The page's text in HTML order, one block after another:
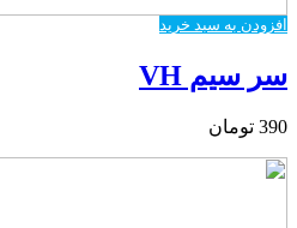
افزودن به سبد خرید
سر سیم VH
390 تومان